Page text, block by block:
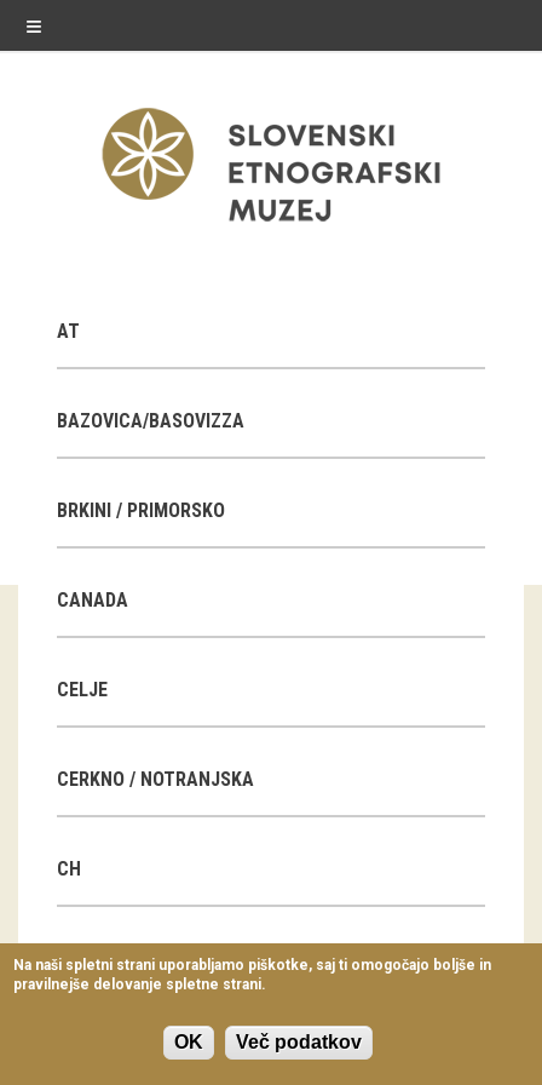
≡
Stalne razstave
Občasne razstave
E-razstave
Arhiv razstav
dogodki
Predavanja
Delavnice
Vodeni ogledi
AT
BAZOVICA/BASOVIZZA
BRKINI / PRIMORSKO
CANADA
CELJE
CERKNO / NOTRANJSKA
CH
CN
Na naši spletni strani uporabljamo piškotke, saj ti omogočajo boljše in
pravilnejše delovanje spletne strani.
OK Več podatkov